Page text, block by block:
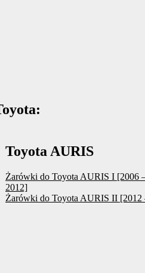
Toyota AURIS
Żarówki do Toyota AURIS I [2006
2012]
Żarówki do Toyota AURIS II [2012